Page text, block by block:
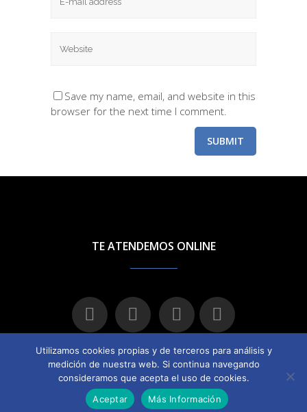
Save my name, email, and website in this
browser for the next time I comment.
© 2016 Orientaterapia – Condiciones de uso
Utilizamos cookies propias y de terceros para análisis y
medición de nuestra web. Si continua navegando
consideramos que acepta el uso de cookies.
Aceptar
Más Información